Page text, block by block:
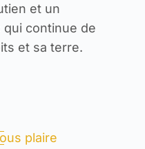
et un
qui continue de
et sa terre.
plaire